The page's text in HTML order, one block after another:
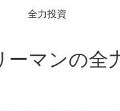
全力投資
ーマンの全